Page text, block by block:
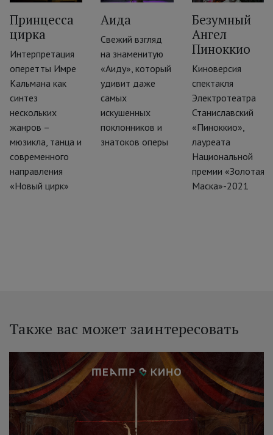
Принцесса
цирка
Интерпретация
оперетты Имре
Кальмана как
синтез
нескольких
жанров –
мюзикла, танца и
современного
направления
«Новый цирк»
Аида
Свежий взгляд
на знаменитую
«Аиду», который
удивит даже
самых
искушенных
поклонников и
знатоков оперы
Безумный
Ангел
Пиноккио
Киноверсия
спектакля
Электротеатра
Станиславский
«Пиноккио»,
лауреата
Национальной
премии «Золотая
Маска»-2021
Также вас может заинтересовать